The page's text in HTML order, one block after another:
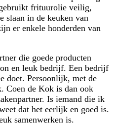
frituurolie veilig,
slaan in de keuken van
er enkele honderden van
die goede producten
en leuk bedrijf. Een bedrijf
doet. Persoonlijk, met de
Coen de Kok is dan ook
Is iemand die ik
dat het eerlijk en goed is.
samenwerken is.